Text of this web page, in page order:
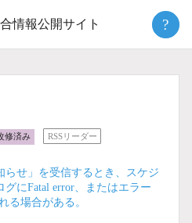
情報公開サイト ?
修済み RSSリーダー
らせ」を受信するとき、スケジ
グにFatal error、またはエラー
る場合がある。